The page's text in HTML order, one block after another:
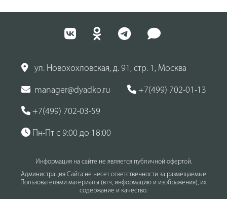
ул. Новохохловская, д. 91, стр. 1, Москва
manager@dyadko.ru +7(499) 702-01-13
+7(499) 702-03-59
Пн-Пт с 9:00 до 18:00
Информация на сайте не является публичной офертой.
Администрация Сайта не несет ответственности за размещаемые
Пользователями материалы (втч, информацию и изображения), их
содержание и качество.